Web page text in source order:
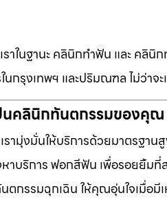
าในฐานะ คลินิกทำฟัน และ คลิ
นกรุงเทพฯ และปริมณฑล ไม่ว่า
ป็นคลินิกทันตกรรมของคุณ
ามุ่งมั่นให้บริการด้วยมาตรฐาน
าบริการ ฟอกสีฟัน เพื่อรอยยิ้ม
ตกรรมฉุกเฉิน ให้คุณอุ่นใจเมื่อ